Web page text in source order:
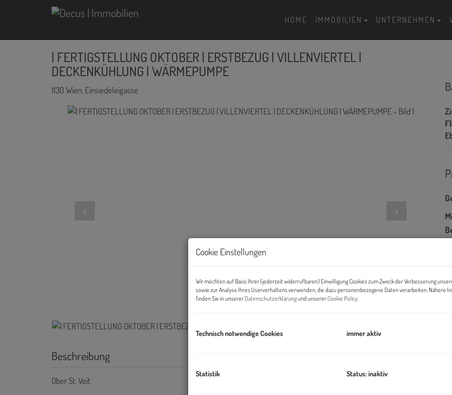
HOME IMMOBILIEN UNTERNEHMEN
| FERTIGSTELLUNG OKTOBER | ERSTBEZUG | VILLENVIERTEL |
DECKENKÜHLUNG | WÄRMEPUMPE
1130 Wien, Einsiedeleigasse
Beschreibung
Ober St. Veit
Cookie Einstellungen
Wir möchten auf Basis Ihrer (jederzeit widerrufbaren) Einwilligung Cookies zum Zweck der Verbesserung
sowie zur Analyse Ihres Userverhaltens verwenden, die dazu personenbezogene Daten verarbeiten. Nähere
finden Sie in unserer Datenschutzerklärungund unsererCookie Policy
Technisch notwendige Cookies immer aktiv
Statistik Status: inaktiv